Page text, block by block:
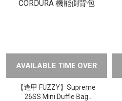
AVAILABLE TIME OVER
【逢甲 FUZZY】Supreme
26SS Mini Duffle Bag